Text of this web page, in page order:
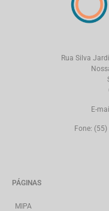
Rua Silva
E-
Fone:
PÁGINAS
MIPA